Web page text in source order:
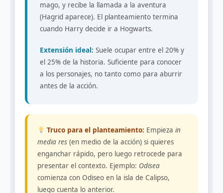
mago, y recibe la llamada a la aventura
(Hagrid aparece). El planteamiento termina
cuando Harry decide ir a Hogwarts.
Extensión ideal: Suele ocupar entre el 20% y
el 25% de la historia. Suficiente para conocer
a los personajes, no tanto como para aburrir
antes de la acción.
Truco para el planteamiento: Empiezain
media res (en medio de la acción) si quieres
enganchar rápido, pero luego retrocede para
presentar el contexto. Ejemplo: Odisea
comienza con Odiseo en la isla de Calipso,
luego cuenta lo anterior.